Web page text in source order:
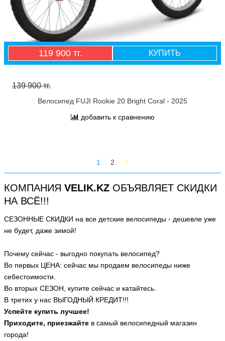
119 900 тг. КУПИТЬ
139 900 тг.
Велосипед FUJI Rookie 20 Bright Coral - 2025
добавить к сравнению
1 2
КОМПАНИЯ VELIK.KZ ОБЪЯВЛЯЕТ СКИДКИ
НА ВСЁ!!!
СЕЗОННЫЕ СКИДКИ на все детские велосипеды - дешевле уже
не будет, даже зимой!
Почему сейчас - выгодно покупать велосипед?
Во первых ЦЕНА: сейчас мы продаем велосипеды ниже
себестоимости.
Во вторых СЕЗОН, купите сейчас и катайтесь.
В третих у нас ВЫГОДНЫЙ КРЕДИТ!!!
Успейте купить лучшее!
Приходите, приезжайте в самый велосипедный магазин
города!